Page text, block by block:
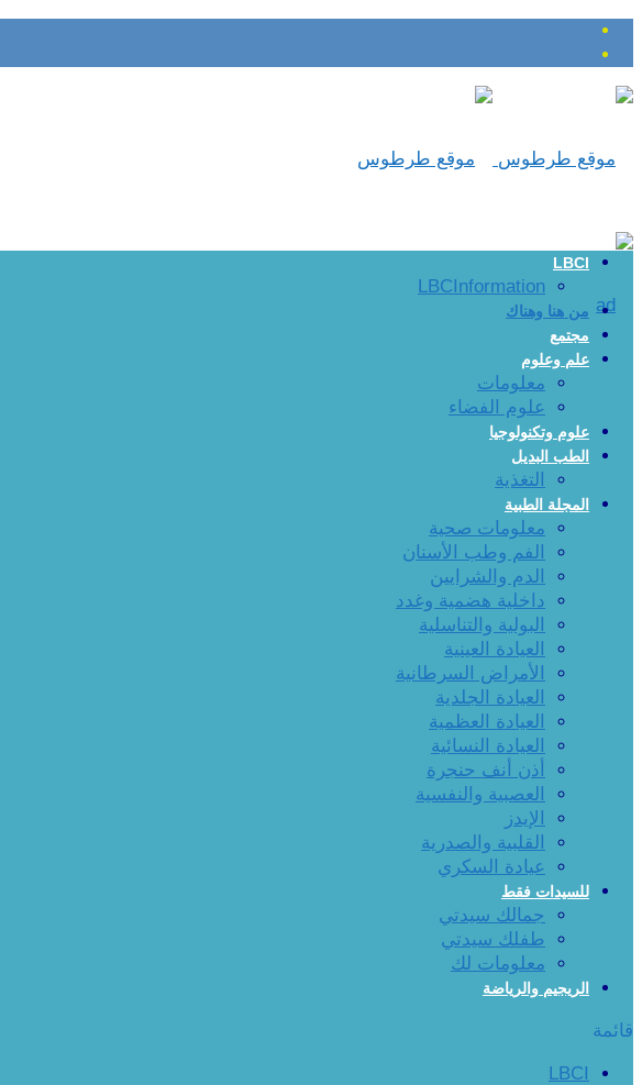
LBCI
LBCInformation
من هنا وهناك
مجتمع
علم وعلوم
معلومات
علوم الفضاء
علوم وتكنولوجيا
الطب البديل
التغذية
المجلة الطبية
معلومات صحية
الفم وطب الأسنان
الدم والشرايين
داخلية هضمية وغدد
البولية والتناسلية
العيادة العينية
الأمراض السرطانية
العيادة الجلدية
العيادة العظمية
العيادة النسائية
أذن أنف حنجرة
العصبية والنفسية
الإيدز
القلبية والصدرية
عيادة السكري
للسيدات فقط
جمالك سيدتي
طفلك سيدتي
معلومات لك
الريجيم والرياضة
قائمة
LBCI